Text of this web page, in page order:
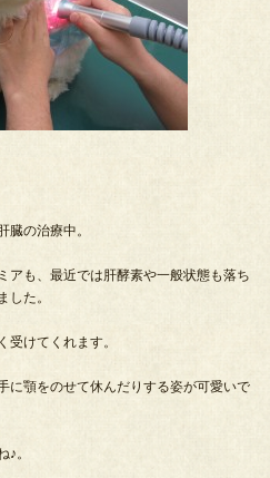
臓の治療中。
アも、最近では肝酵素や一般状態も落ち
した。
受けてくれます。
に顎をのせて休んだりする姿が可愛いで
。